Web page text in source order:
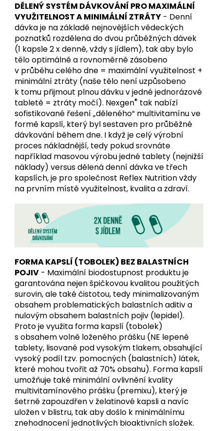
DĚLENÝ SYSTÉM DÁVKOVÁNÍ PRO MAXIMÁLNÍ
VYUŽITELNOST A MINIMÁLNÍ ZTRÁTY - Denní
dávka je na základě nejnovějších vědeckých
poznatků rozdělena do dvou průběžných dávek
(1 kapsle 2 x denně, vždy s jídlem), tak aby bylo
tělo optimálně a rovnoměrně zásobeno
v průběhu celého dne = maximální využitelnost +
minimální ztráty (naše tělo není uzpůsobeno
k tomu přijmout plnou dávku v jedné jednorázové
tabletě = ztráty močí). Nexgen® tak nabízí
sofistikované řešení „děleného“ multivitamínu ve
formě kapslí, který byl sestaven pro průběžné
dávkování během dne. I když je celý výrobní
proces nákladnější, tedy pokud srovnáte
například masovou výrobu jedné tablety (nejnižší
náklady) versus dělená denní dávka ve třech
kapslích, je pro společnost Reflex Nutrition vždy
na prvním místě využitelnost, kvalita a zdraví.
FORMA KAPSLÍ (TOBOLEK) BEZ BALASTNÍCH
POJIV - Maximální biodostupnost produktu je
garantována nejen špičkovou kvalitou použitých
surovin, ale také čistotou, tedy minimalizovaným
obsahem problematických balastních aditiv a
nulovým obsahem balastních pojiv (lepidel).
Proto je využita forma kapslí (tobolek)
s obsahem volně loženého prášku (NE lepené
tablety, lisované pod vysokým tlakem, obsahující
vysoký podíl tzv. pomocných (balastních) látek,
které mohou tvořit až 70% obsahu). Forma kapslí
umožňuje také minimální ovlivnění kvality
multivitamínového prášku (premixu), který je
šetrně zapouzdřen v želatinové kapsli a navíc
uložen v blistru, tak aby došlo k minimálnímu
znehodnocení jednotlivých bioaktivních složek.